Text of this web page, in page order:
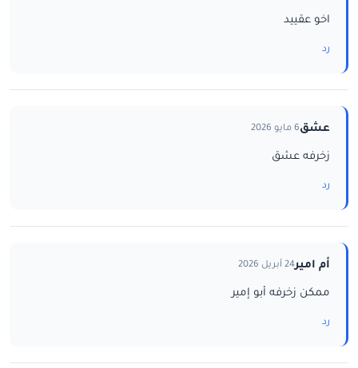
اخو عقييد
رد
عشق6 مايو 2026
زخرفه عشق
رد
أم امير24 أبريل 2026
ممكن زخرفه أبو إمير
رد